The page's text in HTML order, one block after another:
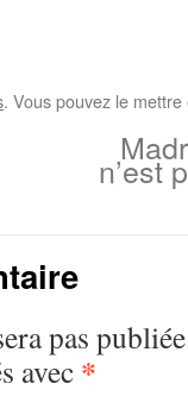
. Vous pouvez le
n’est
pas
avec *